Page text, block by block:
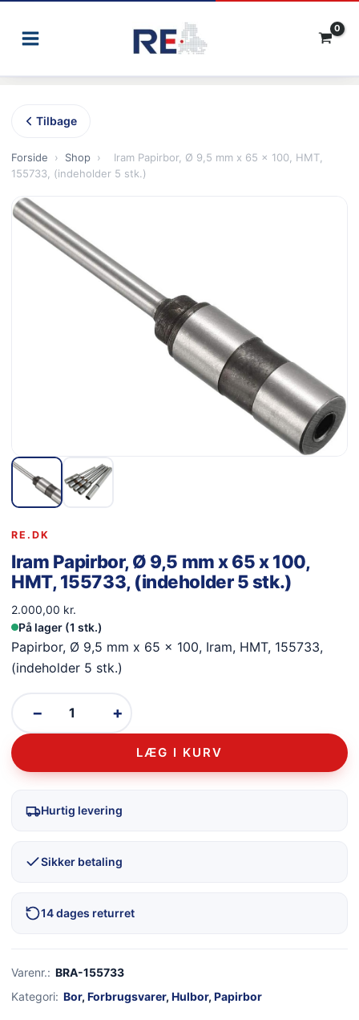
Tilbage
Forside › Shop ›
Iram Papirbor, Ø 9,5 mm x 65 x 100, HMT,
155733, (indeholder 5 stk.)
RE.DK
Iram Papirbor, Ø 9,5 mm x 65 x 100,
HMT, 155733, (indeholder 5 stk.)
2.000,00 kr.
På lager (1 stk.)
Papirbor, Ø 9,5 mm x 65 x 100, Iram, HMT, 155733,
(indeholder 5 stk.)
− +
LÆG I KURV
Hurtig levering
Sikker betaling
14 dages returret
Varenr.: BRA-155733
Kategori: Bor, Forbrugsvarer, Hulbor, Papirbor